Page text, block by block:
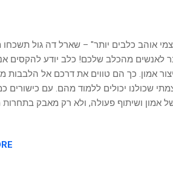
אוהב כלבים יותר" – שארל דה גול תשכחו
לאנשים מהכלב שלכם! כלב יודע להקסים
אמון. כך הם טווים את דרכם אל הלבבות
שכולנו יכולים ללמוד מהם. עם כישורים
אמון ושיתוף פעולה, ולא רק מאבק
מיומנויות מולדות והתנהגויות »